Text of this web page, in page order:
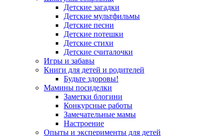
Детские загадки
Детские мультфильмы
Детские песни
Детские потешки
Детские стихи
Детские считалочки
Игры и забавы
Книги для детей и родителей
Будьте здоровы!
Мамины посиделки
Заметки блогини
Конкурсные работы
Замечательные мамы
Настроение
Опыты и эксперименты для детей